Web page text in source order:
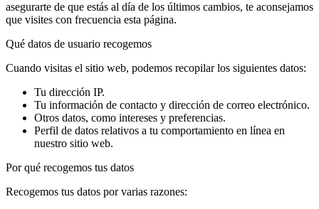
asegurarte de que estás al día de los últimos cambios, te aconsejamos
que visites con frecuencia esta página.
Qué datos de usuario recogemos
Cuando visitas el sitio web, podemos recopilar los siguientes datos:
Tu dirección IP.
Tu información de contacto y dirección de correo electrónico.
Otros datos, como intereses y preferencias.
Perfil de datos relativos a tu comportamiento en línea en
nuestro sitio web.
Por qué recogemos tus datos
Recogemos tus datos por varias razones: